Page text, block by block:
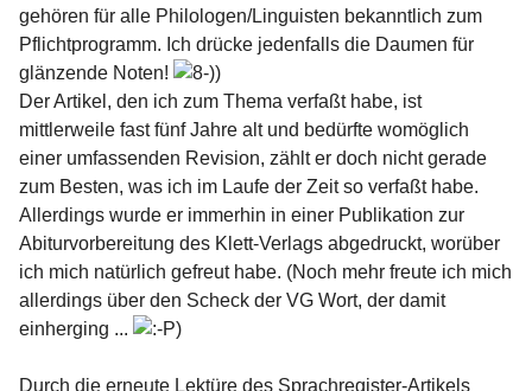
gehören für alle Philologen/Linguisten bekanntlich zum
Pflichtprogramm. Ich drücke jedenfalls die Daumen für
glänzende Noten!
)
Der Artikel, den ich zum Thema verfaßt habe, ist
mittlerweile fast fünf Jahre alt und bedürfte womöglich
einer umfassenden Revision, zählt er doch nicht gerade
zum Besten, was ich im Laufe der Zeit so verfaßt habe.
Allerdings wurde er immerhin in einer Publikation zur
Abiturvorbereitung des Klett-Verlags abgedruckt, worüber
ich mich natürlich gefreut habe. (Noch mehr freute ich mich
allerdings über den Scheck der VG Wort, der damit
einherging ...
)
Durch die erneute Lektüre des Sprachregister-Artikels